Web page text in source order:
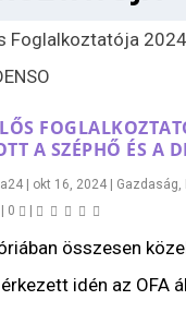
A SZÉPHŐ ÉS A
okt 16, 2024 Gazdaság,
0
összesen
idén az OFA